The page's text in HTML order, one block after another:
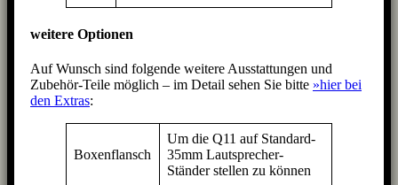
weitere Optionen
Auf Wunsch sind folgende weitere Ausstattungen und
Zubehör-Teile möglich – im Detail sehen Sie bitte »hier bei
den Extras:
Boxenflansch
Um die Q11 auf Standard-
35mm Lautsprecher-
Ständer stellen zu können